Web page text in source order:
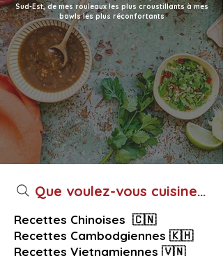
Sud-Est, de mes rouleaux les plus croustillants à mes
bowls les plus réconfortants
Que voulez-vous cuisiner
Recettes Chinoises 🇨🇳
Recettes Cambodgiennes 🇰🇭
Recettes Vietnamiennes 🇻🇳